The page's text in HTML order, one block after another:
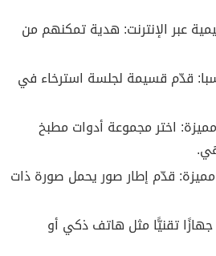
عبر الإنترنت: هدية تمكنهم من
قدّم قسيمة لجلسة استرخاء في
اختر مجموعة أدوات مطبخ
قدّم إطار صور يحمل صورة ذات
تقنيًّا مثل هاتف ذكي أو